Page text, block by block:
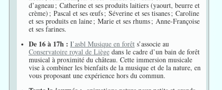
d’agneau ; Catherine et ses produits laitiers (yaourt, beurre et
crème) ; Pascal et ses œufs ; Séverine et ses tisanes ; Caroline
et ses produits en laine ; Marie et ses rhums ; Anne-Françoise
et ses farines.
De 16 à 17h : l’asbl Musique en forêts’associe au
Conservatoire royal de Liègedans le cadre d’un bain de forêt
musical à proximité du château. Cette immersion musicale
vise à combiner les bienfaits de la musique et de la nature, en
vous proposant une expérience hors du commun.